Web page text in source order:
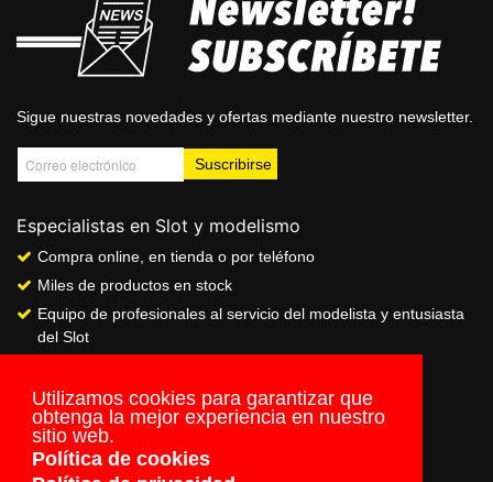
Utilizamos cookies para garantizar que
obtenga la mejor experiencia en nuestro
sitio web.
Política de cookies
Sigue nuestras novedades y ofertas mediante nuestro newsletter.
Especialistas en Slot y modelismo
Compra online, en tienda o por teléfono
Miles de productos en stock
Equipo de profesionales al servicio del modelista y entusiasta
del Slot
Servicio de pago seguro online
Envios a todo el mundo